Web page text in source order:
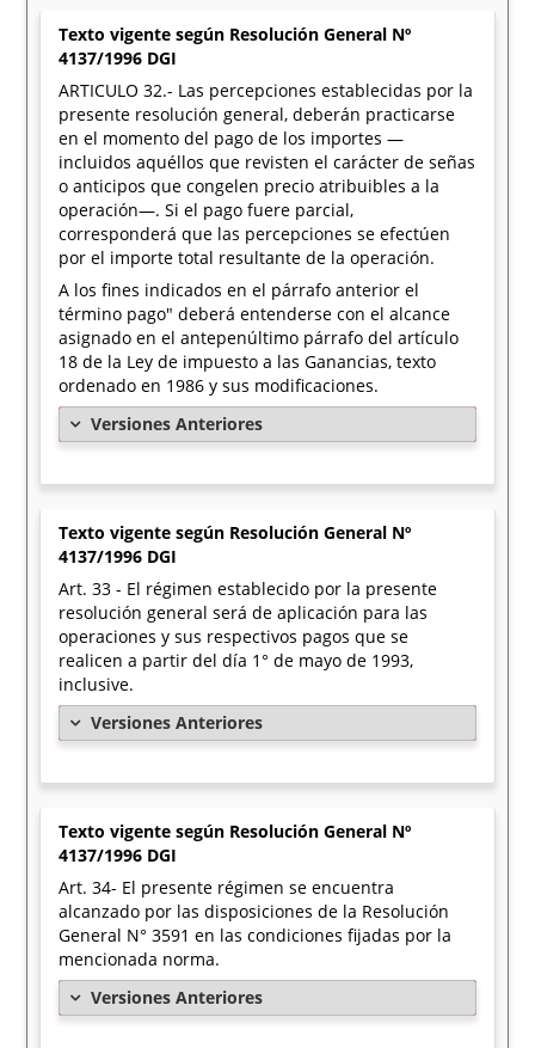
Texto vigente según Resolución General Nº
4137/1996 DGI
ARTICULO 32.- Las percepciones establecidas por la
presente resolución general, deberán practicarse
en el momento del pago de los importes —
incluidos aquéllos que revisten el carácter de señas
o anticipos que congelen precio atribuibles a la
operación—. Si el pago fuere parcial,
corresponderá que las percepciones se efectúen
por el importe total resultante de la operación.
A los fines indicados en el párrafo anterior el
término pago" deberá entenderse con el alcance
asignado en el antepenúltimo párrafo del artículo
18 de la Ley de impuesto a las Ganancias, texto
ordenado en 1986 y sus modificaciones.
Versiones Anteriores
Texto vigente según Resolución General Nº
4137/1996 DGI
Art. 33 - El régimen establecido por la presente
resolución general será de aplicación para las
operaciones y sus respectivos pagos que se
realicen a partir del día 1° de mayo de 1993,
inclusive.
Versiones Anteriores
Texto vigente según Resolución General Nº
4137/1996 DGI
Art. 34- El presente régimen se encuentra
alcanzado por las disposiciones de la Resolución
General N° 3591 en las condiciones fijadas por la
mencionada norma.
Versiones Anteriores